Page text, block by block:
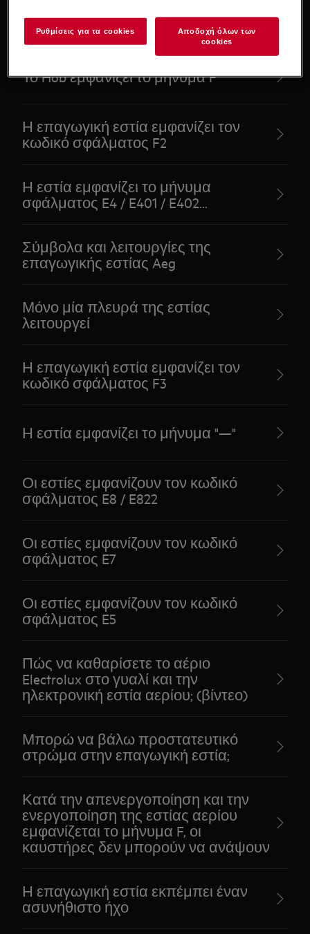
συνεχίζει να σπινθηρίζει
Το Hob εμφανίζει το μήνυμα F
Η επαγωγική εστία εμφανίζει τον
κωδικό σφάλματος F2
Η εστία εμφανίζει το μήνυμα
σφάλματος E4 / E401 / E402...
Σύμβολα και λειτουργίες της
επαγωγικής εστίας Aeg
Μόνο μία πλευρά της εστίας
λειτουργεί
Η επαγωγική εστία εμφανίζει τον
κωδικό σφάλματος F3
Η εστία εμφανίζει το μήνυμα "—"
Οι εστίες εμφανίζουν τον κωδικό
σφάλματος E8 / E822
Οι εστίες εμφανίζουν τον κωδικό
σφάλματος E7
Οι εστίες εμφανίζουν τον κωδικό
σφάλματος E5
Πώς να καθαρίσετε το αέριο
Electrolux στο γυαλί και την
ηλεκτρονική εστία αερίου; (βίντεο)
Μπορώ να βάλω προστατευτικό
στρώμα στην επαγωγική εστία;
Κατά την απενεργοποίηση και την
ενεργοποίηση της εστίας αερίου
εμφανίζεται το μήνυμα F, οι
καυστήρες δεν μπορούν να ανάψουν
Η επαγωγική εστία εκπέμπει έναν
ασυνήθιστο ήχο
Ρυθμίσεις για τα cookies
Αποδοχή όλων των
cookies